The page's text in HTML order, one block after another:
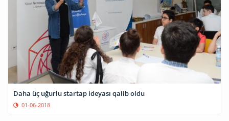
Daha üç uğurlu startap ideyası qalib oldu
01-06-2018